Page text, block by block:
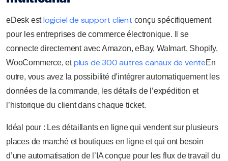
eDesk est logiciel de support client conçu spécifiquement
pour les entreprises de commerce électronique. Il se
connecte directement avec Amazon, eBay, Walmart, Shopify,
WooCommerce, et plus de 300 autres canaux de venteEn
outre, vous avez la possibilité d’intégrer automatiquement les
données de la commande, les détails de l’expédition et
l’historique du client dans chaque ticket.
Idéal pour : Les détaillants en ligne qui vendent sur plusieurs
places de marché et boutiques en ligne et qui ont besoin
d’une automatisation de l’IA conçue pour les flux de travail du